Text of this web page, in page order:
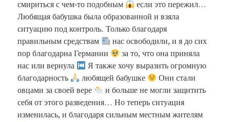
смириться с чем-то подобным
если это пережил…
Любящая бабушка была образованной и взяла
ситуацию под контроль. Только благодаря
правильным средствам
нас освободили, и я до сих
пор благодарна Германии
за то, что она приняла
нас или вернула
Я также хочу выразить огромную
благодарность
любящей бабушке
Они стали
овцами за своей вере
и больше не могли защитить
себя от этого разведения… Но теперь ситуация
изменилась, и благодаря сильным местным жителям